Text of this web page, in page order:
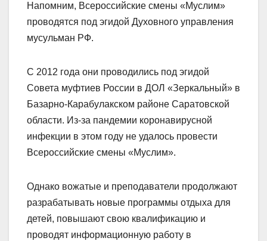
Напомним, Всероссийские смены «Муслим»
проводятся под эгидой Духовного управления
мусульман РФ.
С 2012 года они проводились под эгидой
Совета муфтиев России в ДОЛ «Зеркальный» в
Базарно-Карабулакском районе Саратовской
области. Из-за пандемии коронавирусной
инфекции в этом году не удалось провести
Всероссийские смены «Муслим».
Однако вожатые и преподаватели продолжают
разрабатывать новые программы отдыха для
детей, повышают свою квалификацию и
проводят информационную работу в